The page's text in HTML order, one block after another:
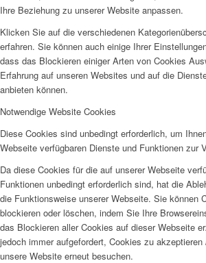
Ihre Beziehung zu unserer Website anpassen.
Klicken Sie auf die verschiedenen
erfahren. Sie können auch einige Ihrer
dass das Blockieren einiger Arten von Cookies
Erfahrung auf unseren Websites und auf die
anbieten können.
Notwendige Website Cookies
Diese Cookies sind unbedingt erforderlich, um
Webseite verfügbaren Dienste und Funktionen zur
Da diese Cookies für die auf unserer Webseite
Funktionen unbedingt erforderlich sind, hat die
die Funktionsweise unserer Webseite. Sie können
blockieren oder löschen, indem Sie Ihre
das Blockieren aller Cookies auf dieser Webseite
jedoch immer aufgefordert, Cookies zu
unsere Website erneut besuchen.